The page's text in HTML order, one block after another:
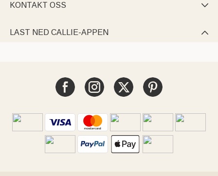
KONTAKT OSS 
LAST NED CALLIE-APPEN 